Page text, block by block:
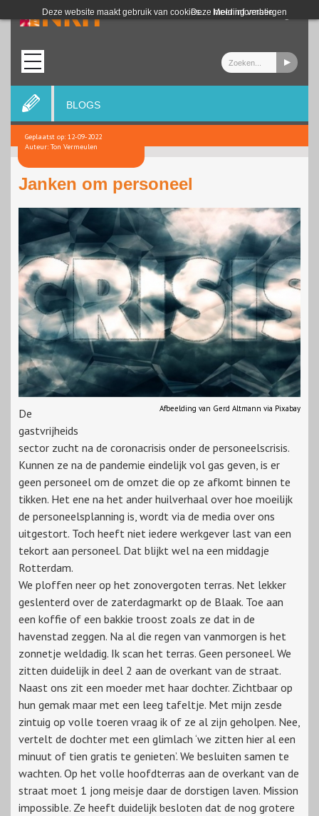
Deze website maakt gebruik van cookies. Meer informatie
Deze melding verbergen
Login
BLOGS
Geplaatst op: 12-09-2022
Auteur: Ton Vermeulen
Janken om personeel
Afbeelding van Gerd Altmann via Pixabay
De
gastvrijheids
sector zucht na de coronacrisis onder de personeelscrisis.
Kunnen ze na de pandemie eindelijk vol gas geven, is er
geen personeel om de omzet die op ze afkomt binnen te
tikken. Het ene na het ander huilverhaal over hoe moeilijk
de personeelsplanning is, wordt via de media over ons
uitgestort. Toch heeft niet iedere werkgever last van een
tekort aan personeel. Dat blijkt wel na een middagje
Rotterdam.
We ploffen neer op het zonovergoten terras. Net lekker
geslenterd over de zaterdagmarkt op de Blaak. Toe aan
een koffie of een bakkie troost zoals ze dat in de
havenstad zeggen. Na al die regen van vanmorgen is het
zonnetje weldadig. Ik scan het terras. Geen personeel. We
zitten duidelijk in deel 2 aan de overkant van de straat.
Naast ons zit een moeder met haar dochter. Zichtbaar op
hun gemak maar met een leeg tafeltje. Met mijn zesde
zintuig op volle toeren vraag ik of ze al zijn geholpen. Nee,
vertelt de dochter met een glimlach ‘we zitten hier al een
minuut of tien gratis te genieten’. We besluiten samen te
wachten. Op het volle hoofdterras aan de overkant van de
straat moet 1 jong meisje daar de dorstigen laven. Mission
impossible. Ze heeft duidelijk besloten dat de nog grotere